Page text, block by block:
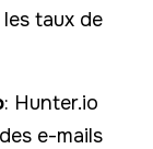
taux de
: Hunter.io
e-mails